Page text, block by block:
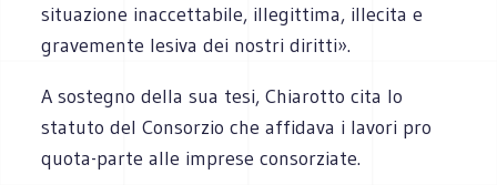
situazione inaccettabile, illegittima, illecita e
gravemente lesiva dei nostri diritti».
A sostegno della sua tesi, Chiarotto cita lo
statuto del Consorzio che affidava i lavori pro
quota-parte alle imprese consorziate.